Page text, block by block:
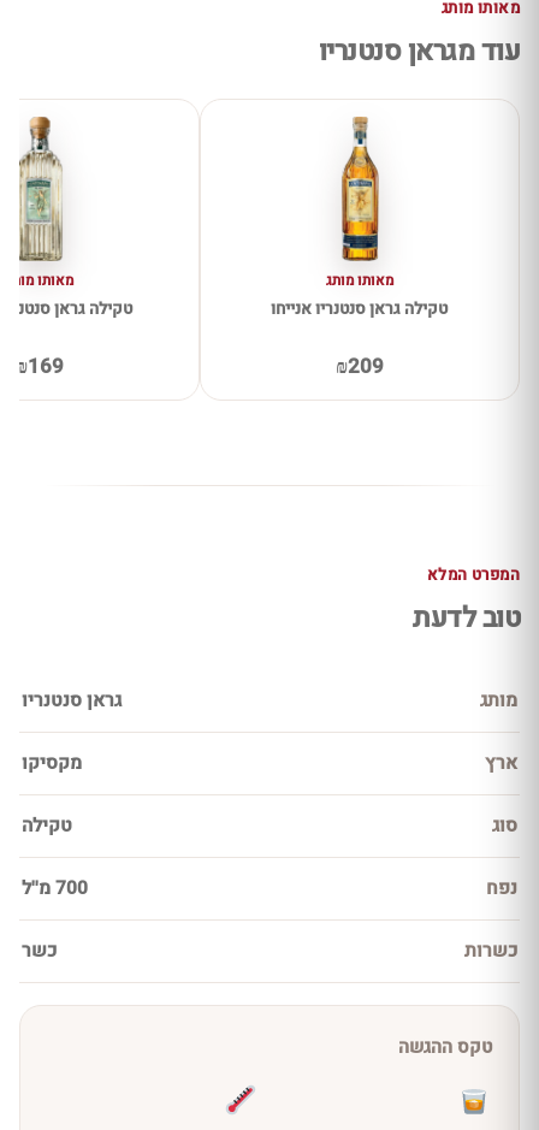
מאותו מותג
עוד מגראן סנטנריו
מאותו מותג
טקילה גראן סנטנריו אנייחו
₪209
מאותו מותג
טקילה גראן
₪169
המפרט המלא
טוב לדעת
מותג גראן סנטנריו
ארץ מקסיקו
סוג טקילה
נפח 700 מ''ל
כשרות כשר
טקס ההגשה